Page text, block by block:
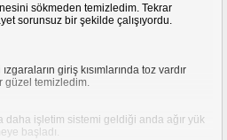
sökmeden temizledim. Tekrar
sorunsuz bir şekilde çalışıyordu.
giriş kısımlarında toz vardır
güzel temizledim.
daha işletim sistemi geldiği anda ağır yük
başladı.